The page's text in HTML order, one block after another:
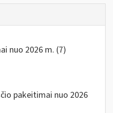
nuo 2026 m. (7)
pakeitimai nuo 2026